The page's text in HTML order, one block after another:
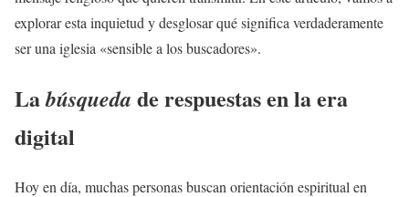
explorar esta inquietud y desglosar qué significa verdaderamente
ser una iglesia «sensible a los buscadores».
Labúsqueda de respuestas en la era
digital
Hoy en día, muchas personas buscan orientación espiritual en